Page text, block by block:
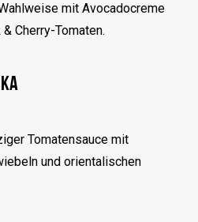
mit Avocadocreme
Cherry-Tomaten.
Tomatensauce mit
und orientalischen